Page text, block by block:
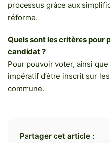
processus grâce aux
réforme.
Quels sont les critères pour
candidat ?
Pour pouvoir voter, ainsi
impératif d’être inscrit sur
commune.
Partager cet article :